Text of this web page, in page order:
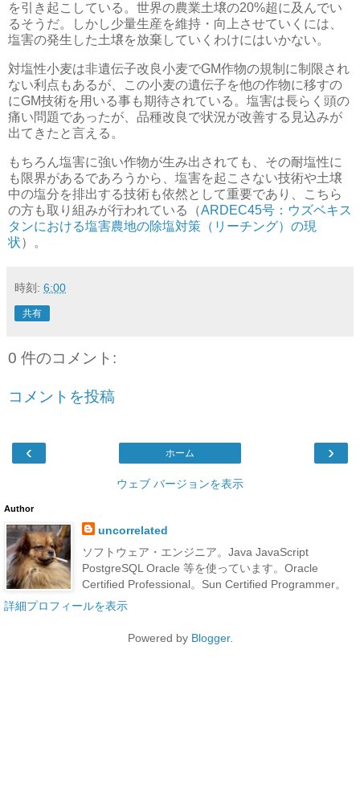
を引き起こしている。世界の農業土壌の20%超に及んでい
るそうだ。しかし少量生産を維持・向上させていくには、
塩害の発生した土壌を放棄していくわけにはいかない。
対塩性小麦は非遺伝子改良小麦でGM作物の規制に制限され
ない利点もあるが、この小麦の遺伝子を他の作物に移すの
にGM技術を用いる事も期待されている。塩害は長らく頭の
痛い問題であったが、品種改良で状況が改善する見込みが
出てきたと言える。
もちろん塩害に強い作物が生み出されても、その耐塩性に
も限界があるであろうから、塩害を起こさない技術や土壌
中の塩分を排出する技術も依然として重要であり、こちら
の方も取り組みが行われている（ARDEC45号：ウズベキス
タンにおける塩害農地の除塩対策（リーチング）の現
状）。
時刻: 6:00
共有
0 件のコメント:
コメントを投稿
‹ ›
ホーム
ウェブ バージョンを表示
Author
uncorrelated
ソフトウェア・エンジニア。Java JavaScript
PostgreSQL Oracle 等を使っています。Oracle
Certified Professional。Sun Certified Programmer。
詳細プロフィールを表示
Powered by Blogger.